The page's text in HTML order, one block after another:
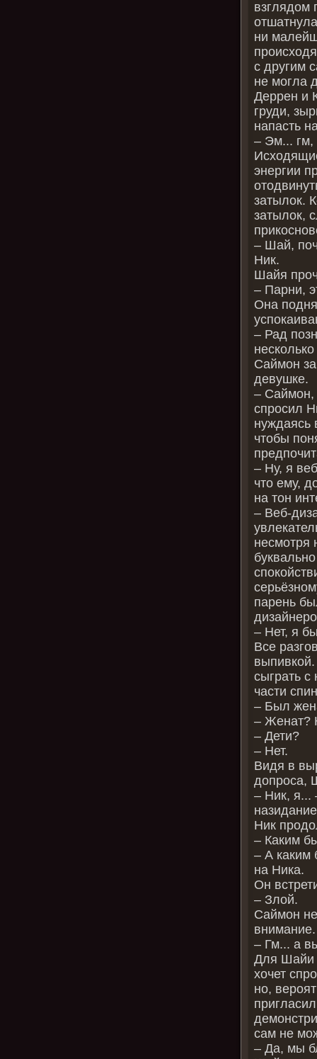
взглядом
ни
с другим
не могла
Деррен и
груди,
напасть
– Эм... гм,
энергии
затылок.
затылок,
– Шай,
Ник.
Шайя
– Парни,
Она
– Рад
Саймон
девушке.
– Саймон,
спросил
нуждаясь
чтобы
– Ну, я
что ему,
на тон
– Веб-
несмотря
парень
– Нет, я
Все
сыграть с
части
– Был
– Женат?
– Дети?
– Нет.
Видя в
допроса,
– Ник, я...
Ник
– Каким
– А каким
на Ника.
Он
– Злой.
Саймон
– Гм... а
Для Шайи
хочет
но,
сам не
– Да, мы